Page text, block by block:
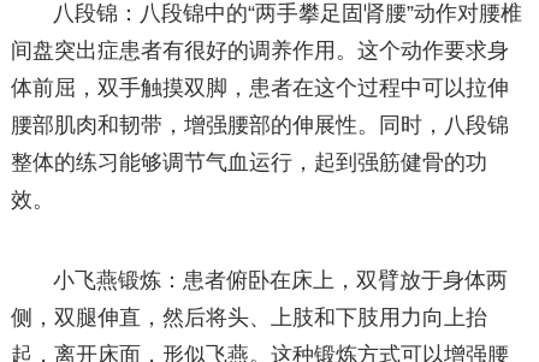
八段锦：八段锦中的“两手攀足固肾腰”动作对腰椎
间盘突出症患者有很好的调养作用。这个动作要求身
体前屈，双手触摸双脚，患者在这个过程中可以拉伸
腰部肌肉和韧带，增强腰部的伸展性。同时，八段锦
整体的练习能够调节气血运行，起到强筋健骨的功
效。
小飞燕锻炼：患者俯卧在床上，双臂放于身体两
侧，双腿伸直，然后将头、上肢和下肢用力向上抬
起，离开床面，形似飞燕。这种锻炼方式可以增强腰